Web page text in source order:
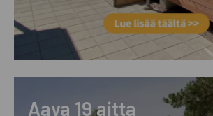
Aava 19 aitta